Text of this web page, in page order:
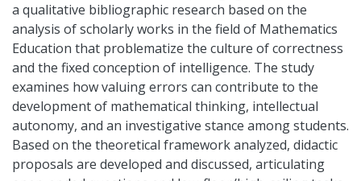
a qualitative bibliographic research based on the
analysis of scholarly works in the field of Mathematics
Education that problematize the culture of correctness
and the fixed conception of intelligence. The study
examines how valuing errors can contribute to the
development of mathematical thinking, intellectual
autonomy, and an investigative stance among students.
Based on the theoretical framework analyzed, didactic
proposals are developed and discussed, articulating